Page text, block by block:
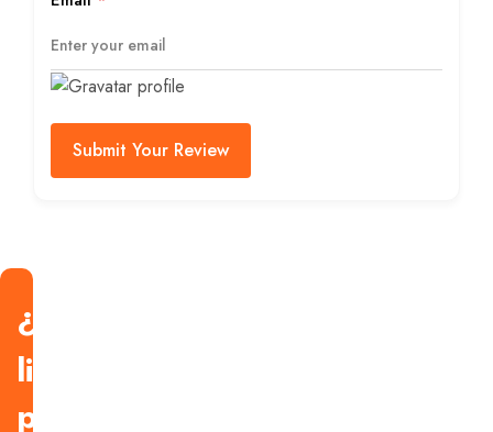
Submit Your Review
¿Estás
listo
para